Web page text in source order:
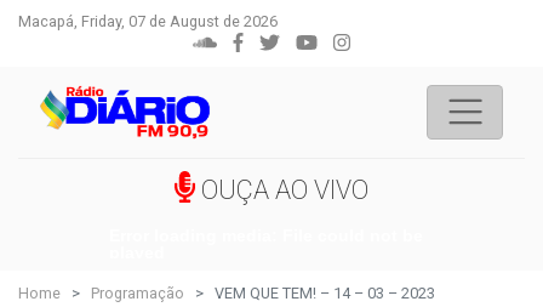
Macapá, Friday, 07 de August de 2026
OUÇA AO VIVO
Home Programação VEM QUE TEM! – 14 – 03 – 2023